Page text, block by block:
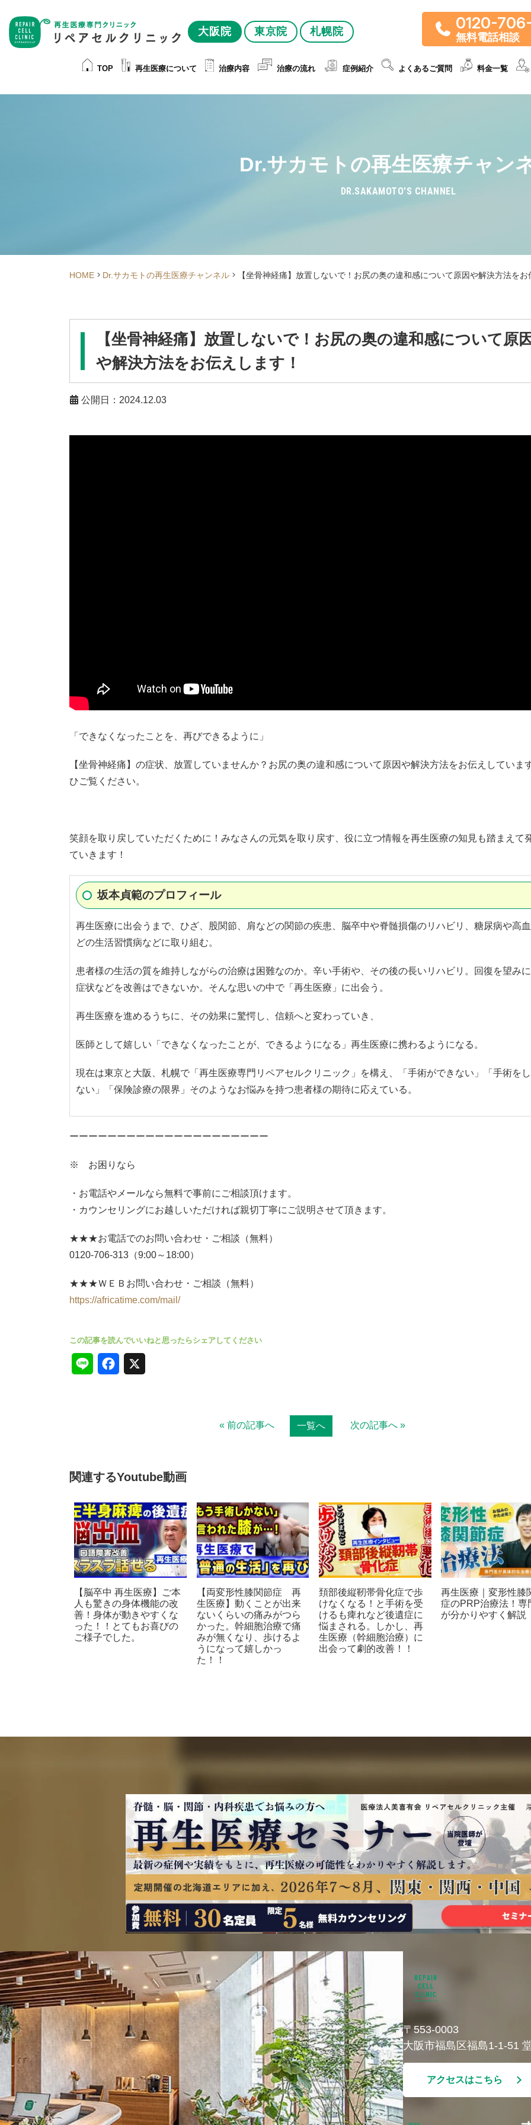
大阪院 東京院 札幌院 0120-
無料電話相談
TOP 再生医療について 治療内容 治療の流れ 症例紹介 よくあるご質問 料金一覧
Dr.サカモトの再生医療チャン
DR.SAKAMOTO'S CHANNEL
HOME Dr.サカモトの再生医療チャンネル 【坐骨神経痛】放置しないで！お尻の奥の違和感について原因や解決方法を
【坐骨神経痛】放置しないで！お尻の奥の違和感について原
や解決方法をお伝えします！
公開日：2024.12.03
「できなくなったことを、再びできるように」
【坐骨神経痛】の症状、放置していませんか？お尻の奥の違和感について原因や解決方法をお伝えしていま
ひご覧ください。
笑顔を取り戻していただくために！みなさんの元気を取り戻す、役に立つ情報を再生医療の知見も踏まえて
ていきます！
坂本貞範のプロフィール
再生医療に出会うまで、ひざ、股関節、肩などの関節の疾患、脳卒中や脊髄損傷のリハビリ、糖尿病や高
どの生活習慣病などに取り組む。
患者様の生活の質を維持しながらの治療は困難なのか。辛い手術や、その後の長いリハビリ。回復を望み
症状などを改善はできないか。そんな思いの中で「再生医療」に出会う。
再生医療を進めるうちに、その効果に驚愕し、信頼へと変わっていき、
医師として嬉しい「できなくなったことが、できるようになる」再生医療に携わるようになる。
現在は東京と大阪、札幌で「再生医療専門リペアセルクリニック」を構え、「手術ができない」「手術を
ない」「保険診療の限界」そのようなお悩みを持つ患者様の期待に応えている。
ーーーーーーーーーーーーーーーーーーーーー
※ お困りなら
お電話やメールなら無料で事前にご相談頂けます。
カウンセリングにお越しいただければ親切丁寧にご説明させて頂きます。
★★★お電話でのお問い合わせ・ご相談（無料）
0120-706-313（9:00～18:00）
★★★ＷＥＢお問い合わせ・ご相談（無料）
https://africatime.com/mail/
k
« 前の記事へ 一覧へ 次の記事へ »
関連するYoutube動画
【脳卒中 再生医療】ご本
人も驚きの身体機能の改
善！身体が動きやすくな
った！！とてもお喜びの
ご様子でした。
【両変形性膝関節症 再
生医療】動くことが出来
ないくらいの痛みがつら
かった。幹細胞治療で痛
みが無くなり、歩けるよ
うになって嬉しかっ
た！！
頚部後縦靭帯骨化症で歩
けなくなる！と手術を受
けるも痺れなど後遺症に
悩まされる。しかし、再
生医療（幹細胞治療）に
出会って劇的改善！！
再生医療｜変形性膝
症のPRP治療法！専
が分かりやすく解説
〒553-0003
大阪市福島区福島1-1-51
アクセスはこちら